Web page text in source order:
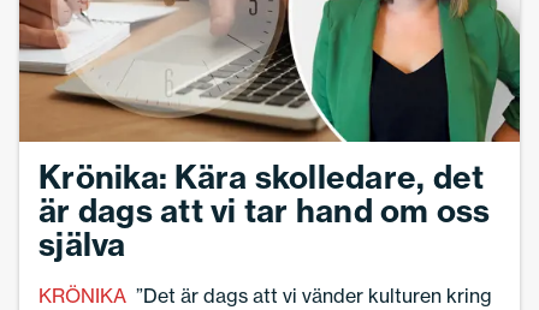
Krönika: Kära skolledare, det
är dags att vi tar hand om oss
själva
KRÖNIKA ”Det är dags att vi vänder kulturen kring